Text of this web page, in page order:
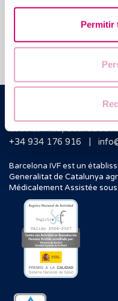
Permitir
Escoles Pies, 103. 08017
+34 934 176 916
|
Barcelona IVF est un
Generalitat de Catalunya
Médicalement Assistée